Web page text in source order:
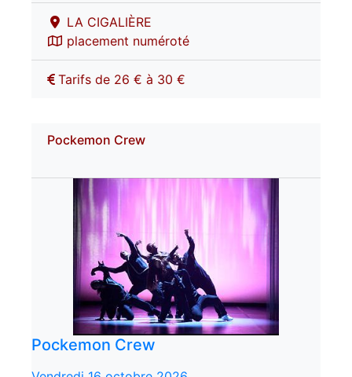
LA CIGALIÈRE
placement numéroté
Tarifs de 26 € à 30 €
Pockemon Crew
Pockemon Crew